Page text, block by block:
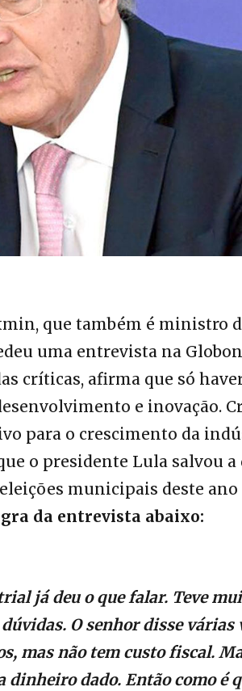
que também é ministro
uma entrevista na
críticas, afirma que só
e inovação.
para o crescimento da
o presidente Lula salvou a
municipais deste
da entrevista abaixo:
já deu o que falar. Teve
O senhor disse várias
mas não tem custo fiscal.
dado. Então como é